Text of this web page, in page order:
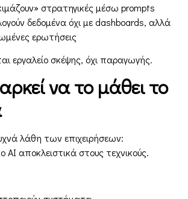
στρατηγικές μέσω prompts
δεδομένα όχι με dashboards, αλλά
ερωτήσεις
εργαλείο σκέψης, όχι παραγωγής.
αρκεί να το μάθει το
λάθη των επιχειρήσεων:
AI αποκλειστικά στους τεχνικούς.